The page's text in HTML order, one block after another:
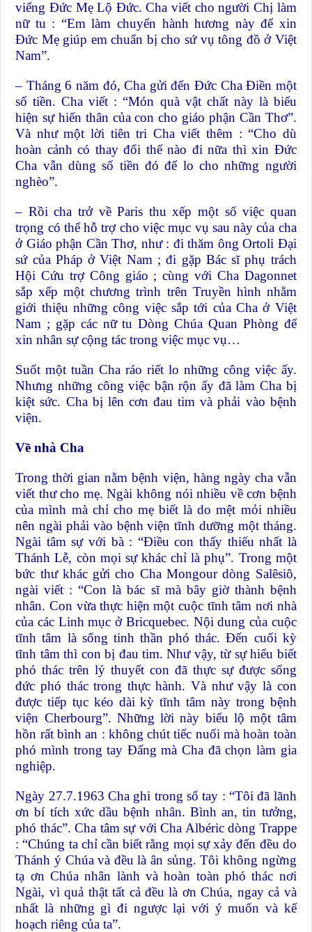
viếng Đức Mẹ Lộ Đức. Cha viết cho người Chị làm
nữ tu : “Em làm chuyến hành hương này để xin
Đức Mẹ giúp em chuẩn bị cho sứ vụ tông đồ ở Việt
Nam”.
– Tháng 6 năm đó, Cha gửi đến Đức Cha Điền một
số tiền. Cha viết : “Món quà vật chất này là biểu
hiện sự hiến thân của con cho giáo phận Cần Thơ”.
Và như một lời tiên tri Cha viết thêm : “Cho dù
hoàn cảnh có thay đổi thế nào đi nữa thì xin Đức
Cha vẫn dùng số tiền đó để lo cho những người
nghèo”.
– Rồi cha trở về Paris thu xếp một số việc quan
trọng có thể hỗ trợ cho việc mục vụ sau này của cha
ở Giáo phận Cần Thơ, như : đi thăm ông Ortoli Đại
sứ của Pháp ở Việt Nam ; đi gặp Bác sĩ phụ trách
Hội Cứu trợ Công giáo ; cùng với Cha Dagonnet
sắp xếp một chương trình trên Truyền hình nhằm
giới thiệu những công việc sắp tới của Cha ở Việt
Nam ; gặp các nữ tu Dòng Chúa Quan Phòng để
xin nhân sự cộng tác trong việc mục vụ…
Suốt một tuần Cha ráo riết lo những công việc ấy.
Nhưng những công việc bận rộn ấy đã làm Cha bị
kiệt sức. Cha bị lên cơn đau tim và phải vào bệnh
viện.
Về nhà Cha
Trong thời gian nằm bệnh viện, hàng ngày cha vẫn
viết thư cho mẹ. Ngài không nói nhiều về cơn bệnh
của mình mà chỉ cho mẹ biết là do mệt mỏi nhiều
nên ngài phải vào bệnh viện tĩnh dưỡng một tháng.
Ngài tâm sự với bà : “Điều con thấy thiếu nhất là
Thánh Lễ, còn mọi sự khác chỉ là phụ”. Trong một
bức thư khác gửi cho Cha Mongour dòng Salêsiô,
ngài viết : “Con là bác sĩ mà bây giờ thành bệnh
nhân. Con vừa thực hiện một cuộc tĩnh tâm nơi nhà
của các Linh mục ở Bricquebec. Nội dung của cuộc
tĩnh tâm là sống tinh thần phó thác. Đến cuối kỳ
tĩnh tâm thì con bị đau tim. Như vậy, từ sự hiểu biết
phó thác trên lý thuyết con đã thực sự được sống
đức phó thác trong thực hành. Và như vậy là con
được tiếp tục kéo dài kỳ tĩnh tâm này trong bệnh
viện Cherbourg”. Những lời này biểu lộ một tâm
hồn rất bình an : không chút tiếc nuối mà hoàn toàn
phó mình trong tay Đấng mà Cha đã chọn làm gia
nghiệp.
Ngày 27.7.1963 Cha ghi trong sổ tay : “Tôi đã lãnh
ơn bí tích xức dầu bệnh nhân. Bình an, tin tưởng,
phó thác”. Cha tâm sự với Cha Albéric dòng Trappe
: “Chúng ta chỉ cần biết rằng mọi sự xảy đến đều do
Thánh ý Chúa và đều là ân sủng. Tôi không ngừng
tạ ơn Chúa nhân lành và hoàn toàn phó thác nơi
Ngài, vì quả thật tất cả đều là ơn Chúa, ngay cả và
nhất là những gì đi ngược lại với ý muốn và kế
hoạch riêng của ta”.